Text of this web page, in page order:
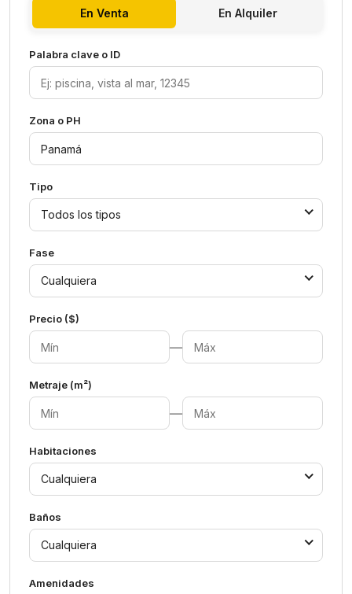
En Venta En Alquiler
Palabra clave o ID
Zona o PH
Tipo
Todos los tipos
Fase
Cualquiera
Precio ($)
—
Metraje (m²)
—
Habitaciones
Cualquiera
Baños
Cualquiera
Amenidades